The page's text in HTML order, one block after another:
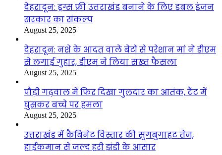
देहरादून: ड्रग्स फ्री उत्तराखंड बनाने के लिए डबल इंजन
सरकार का संकल्प
August 25, 2025
देहरादून: नशे के आदत वाले बेटों से परेशान मां ने डीएम
से लगाई गुहार, डीएम ने लिया सख्त फैसला
August 25, 2025
पौड़ी गढ़वाल में फिर दिखा गुलदार का आतंक, टैंट में
घुसकर बच्चे पर हमला
August 25, 2025
उत्तराखंड में कैबिनेट विस्तार की सुगबुगाहट तेज,
हाईकमान से जल्द हरी झंडी के आसार